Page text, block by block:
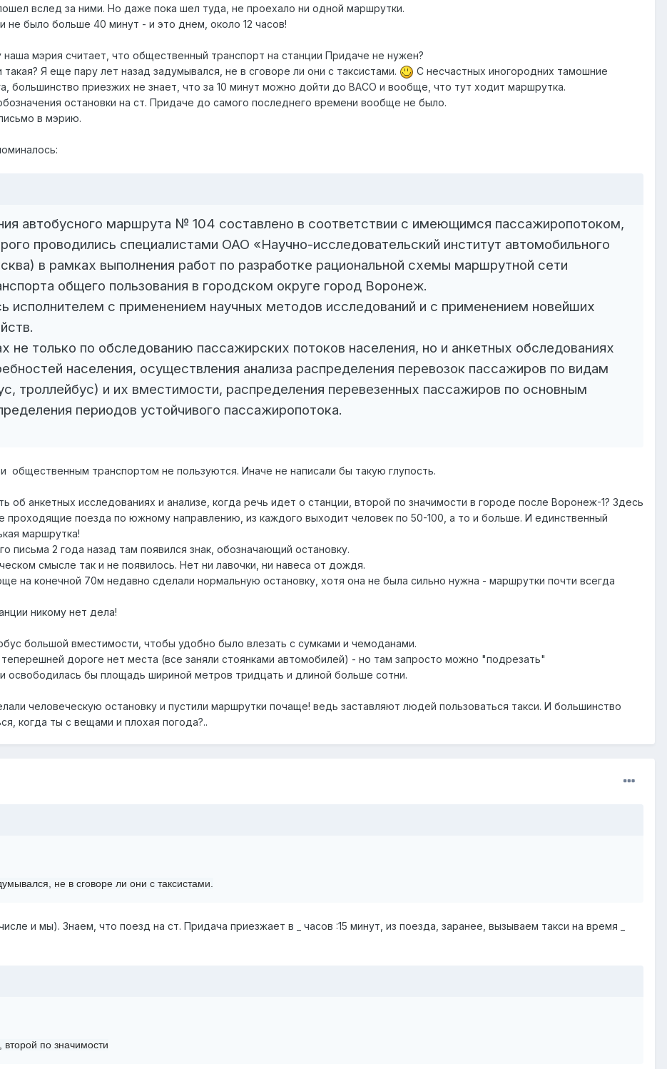
вслед за ними. Но даже пока шел туда, не проехало ни одной маршрутки.
не было больше 40 минут - и это днем, около 12 часов!
мэрия считает, что общественный транспорт на станции Придаче не нужен?
Я еще пару лет назад задумывался, не в сговоре ли они с таксистами.
С несчастных иногородних тамошние
большинство приезжих не знает, что за 10 минут можно дойти до ВАСО и вообще, что тут ходит маршрутка.
остановки на ст. Придаче до самого последнего времени вообще не было.
в мэрию.
автобусного маршрута № 104 составлено в соответствии с имеющимся пассажиропотоком,
проводились специалистами ОАО «Научно-исследовательский институт автомобильного
в рамках выполнения работ по разработке рациональной схемы маршрутной сети
общего пользования в городском округе город Воронеж.
исполнителем с применением научных методов исследований и с применением новейших
не только по обследованию пассажирских потоков населения, но и анкетных обследованиях
населения, осуществления анализа распределения перевозок пассажиров по видам
троллейбус) и их вместимости, распределения перевезенных пассажиров по основным
периодов устойчивого пассажиропотока.
общественным транспортом не пользуются. Иначе не написали бы такую глупость.
об анкетных исследованиях и анализе, когда речь идет о станции, второй по значимости в городе после Воронеж-1? Здесь
проходящие поезда по южному направлению, из каждого выходит человек по 50-100, а то и больше. И единственный
маршрутка!
письма 2 года назад там появился знак, обозначающий остановку.
смысле так и не появилось. Нет ни лавочки, ни навеса от дождя.
на конечной 70м недавно сделали нормальную остановку, хотя она не была сильно нужна - маршрутки почти всегда
никому нет дела!
большой вместимости, чтобы удобно было влезать с сумками и чемоданами.
дороге нет места (все заняли стоянками автомобилей) - но там запросто можно "подрезать"
освободилась бы площадь шириной метров тридцать и длиной больше сотни.
человеческую остановку и пустили маршрутки почаще! ведь заставляют людей пользоваться такси. И большинство
когда ты с вещами и плохая погода?..
не в сговоре ли они с таксистами.
и мы). Знаем, что поезд на ст. Придача приезжает в _ часов :15 минут, из поезда, заранее, вызываем такси на время _
второй по значимости